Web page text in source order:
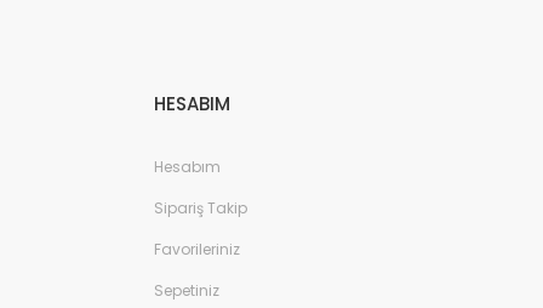
HESABIM
Hesabım
Sipariş Takip
Favorileriniz
Sepetiniz